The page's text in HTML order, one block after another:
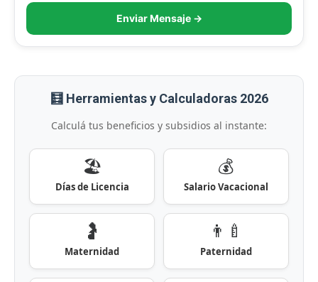
Enviar Mensaje →
🧮 Herramientas y Calculadoras 2026
Calculá tus beneficios y subsidios al instante:
🏖️
Días de Licencia
💰
Salario Vacacional
🤰
Maternidad
👨‍🍼
Paternidad